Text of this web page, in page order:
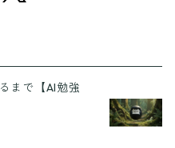
まで【AI勉強